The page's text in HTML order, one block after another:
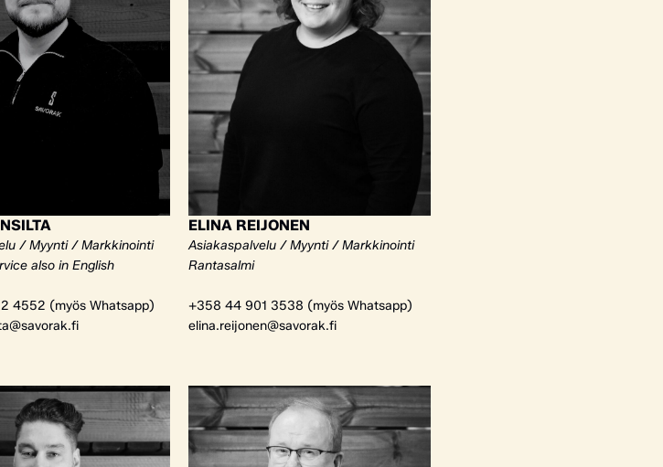
/ Myynti / Markkinointi
also in English
4552 (myös Whatsapp)
ELINA REIJONEN
Asiakaspalvelu / Myynti / Markkinointi
Rantasalmi
+358 44 901 3538 (myös Whatsapp)
elina.reijonen@savorak.fi